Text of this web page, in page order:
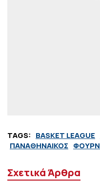
TAGS: BASKET LEAGUE
ΠΑΝΑΘΗΝΑΙΚΟΣ
Σχετικά Άρθρα